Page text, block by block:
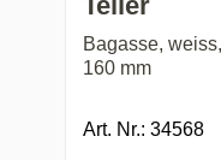
Bagasse,
160 mm
Art. Nr.: 34568